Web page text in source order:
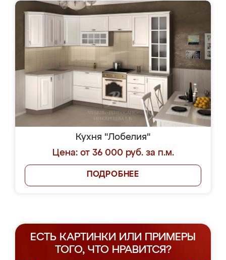
Кухня "Лобелия"
Цена: от 36 000 руб. за п.м.
ПОДРОБНЕЕ
ЕСТЬ КАРТИНКИ ИЛИ ПРИМЕРЫ
ТОГО, ЧТО НРАВИТСЯ?